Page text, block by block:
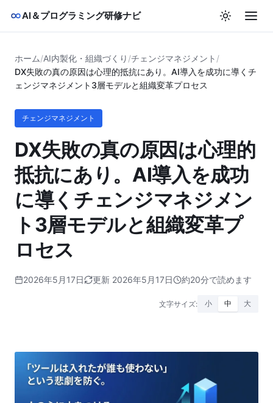
AI＆プログラミング研修ナビ
ホーム/AI内製化・組織づくり /チェンジマネジメント /
DX失敗の真の原因は心理的抵抗にあり。AI導入を成功に導くチ
ェンジマネジメント3層モデルと組織変革プロセス
チェンジマネジメント
DX失敗の真の原因は心理的
抵抗にあり。AI導入を成功
に導くチェンジマネジメン
ト3層モデルと組織変革プ
ロセス
2026年5月17日 更新 2026年5月17日 約20分で読めます
文字サイズ: 小 中 大